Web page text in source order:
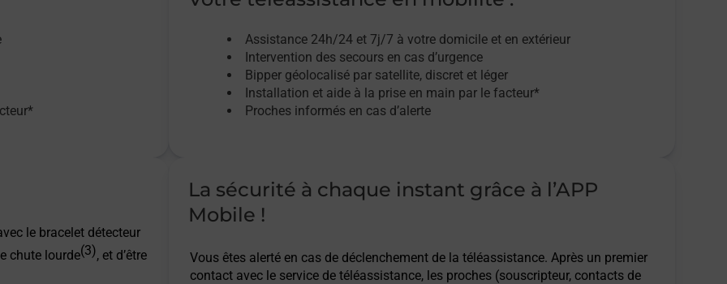
Assistance 24h/24 et 7j/7 à votre domicile et en extérieur
Intervention des secours en cas d’urgence
Bipper géolocalisé par satellite, discret et léger
Installation et aide à la prise en main par le facteur*
Proches informés en cas d’alerte
le bracelet détecteur
chute lourde(3), et d’être
La sécurité à chaque instant grâce à l’APP
Mobile !
Vous êtes alerté en cas de déclenchement de la téléassistance. Après un premier
contact avec le service de téléassistance, les proches (souscripteur, contacts de